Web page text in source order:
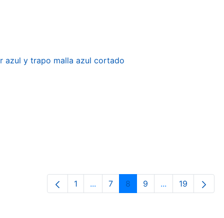
azul y trapo malla azul cortado
Página
1 ...Páginas intermedias Use TAB
Página
7 Página
8 Página
9 ...PáginasPágina
19